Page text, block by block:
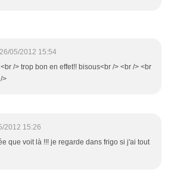
26/05/2012 15:54
/> trop bon en effet!! bisous<br /> <br /> <br
>
2012 15:26
que voit là !!! je regarde dans frigo si j'ai tout